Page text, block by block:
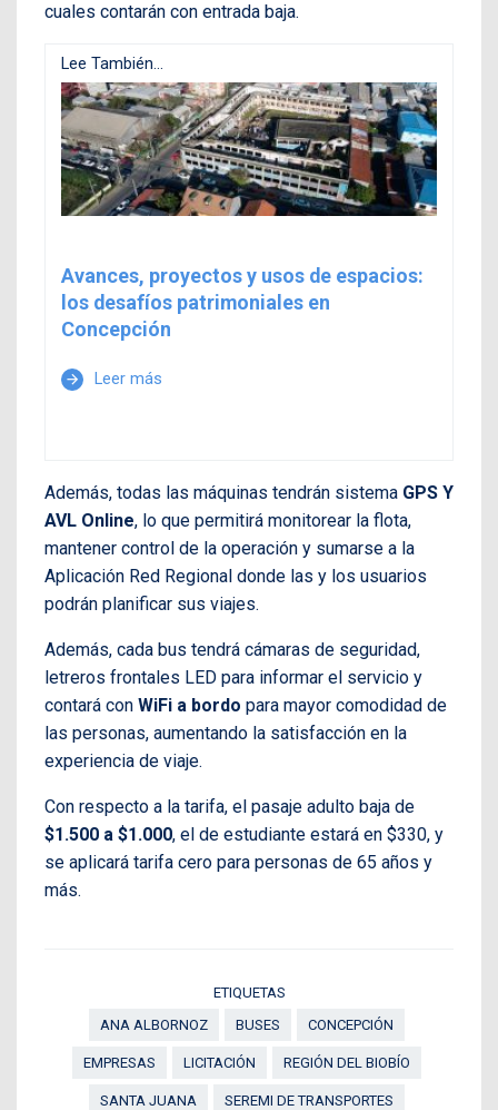
cuales contarán con entrada baja.
Lee También...
Avances, proyectos y usos de espacios:
los desafíos patrimoniales en
Concepción
arrow_forward Leer más
Además, todas las máquinas tendrán sistema GPS Y
AVL Online, lo que permitirá monitorear la flota,
mantener control de la operación y sumarse a la
Aplicación Red Regional donde las y los usuarios
podrán planificar sus viajes.
Además, cada bus tendrá cámaras de seguridad,
letreros frontales LED para informar el servicio y
contará con WiFi a bordo para mayor comodidad de
las personas, aumentando la satisfacción en la
experiencia de viaje.
Con respecto a la tarifa, el pasaje adulto baja de
$1.500 a $1.000, el de estudiante estará en $330, y
se aplicará tarifa cero para personas de 65 años y
más.
ETIQUETAS
ANA ALBORNOZ
BUSES CONCEPCIÓN
EMPRESAS LICITACIÓN REGIÓN DEL BIOBÍO
SANTA JUANA SEREMI DE TRANSPORTES